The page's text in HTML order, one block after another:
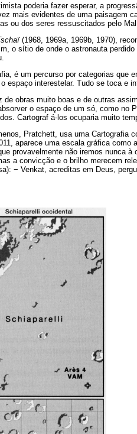
poderia fazer esperar, a
mais evidentes de uma paisagem
ou dos seres ressuscitados pelo Mal.
(1968, 1969a, 1969b, 1970),
o sítio de onde o astronauta
é um percurso por categorias que
espaço interestelar. Tudo se toca e
de obras muito boas e de outras
o espaço de um só, como no
Cartograf á-los ocuparia muito
Pratchett, usa uma Cartografia
aparece uma escala gráfica como
provavelmente não iremos nunca
a convicção e o brilho merecem
− Venkat, acreditas em Deus,